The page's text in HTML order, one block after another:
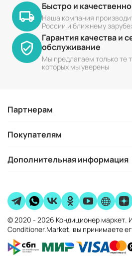
Быстро и
Наша компания
России и ближнему
Гарантия качества и
обслуживание
Мы предлагаем только те
которых мы уверены
Партнерам
Покупателям
Дополнительная информация
© 2020 - 2026 Кондиционер маркет.
Conditioner.Market, вы принимаете